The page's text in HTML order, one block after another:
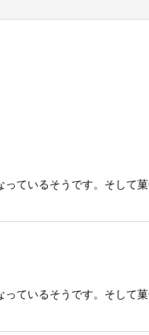
ているそうです。そして
ているそうです。そして